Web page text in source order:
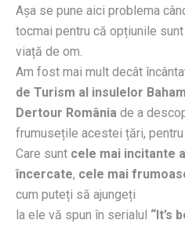
Așa se pune aici problema
tocmai pentru că opțiunile
viață de om.
Am fost mai mult decât
de Turism al insulelor
Dertour România de a
frumusețile acestei țări,
Care sunt cele mai incitante
încercate, cele mai
cum puteți să ajungeți
la ele vă spun în serialul “It’s